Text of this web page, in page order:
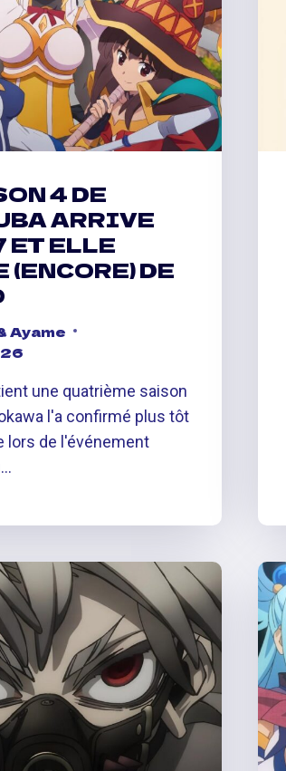
4 DE
ARRIVE
ET ELLE
(ENCORE) DE
Ayame
une quatrième saison
l'a confirmé plus tôt
lors de l'événement